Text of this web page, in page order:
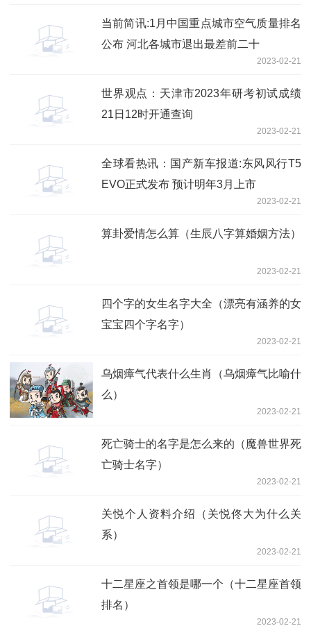
当前简讯:1月中国重点城市空气质量排名
公布 河北各城市退出最差前二十
2023-02-21
世界观点：天津市2023年研考初试成绩
21日12时开通查询
2023-02-21
全球看热讯：国产新车报道:东风风行T5
EVO正式发布 预计明年3月上市
2023-02-21
算卦爱情怎么算（生辰八字算婚姻方法）
2023-02-21
四个字的女生名字大全（漂亮有涵养的女
宝宝四个字名字）
2023-02-21
乌烟瘴气代表什么生肖（乌烟瘴气比喻什
么）
2023-02-21
死亡骑士的名字是怎么来的（魔兽世界死
亡骑士名字）
2023-02-21
关悦个人资料介绍（关悦佟大为什么关
系）
2023-02-21
十二星座之首领是哪一个（十二星座首领
排名）
2023-02-21